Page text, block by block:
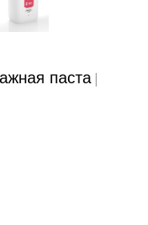
паста |